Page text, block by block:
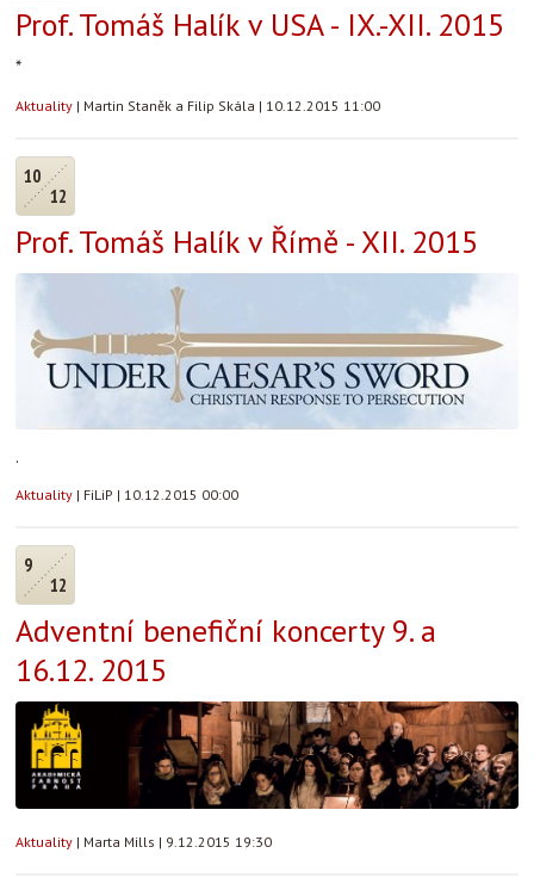
Prof. Tomáš Halík v USA - IX.-XII. 2015
*
Aktuality | Martin Staněk a Filip Skála | 10.12.2015 11:00
10
12
Prof. Tomáš Halík v Římě - XII. 2015
.
Aktuality | FiLiP | 10.12.2015 00:00
9
12
Adventní benefiční koncerty 9. a
16.12. 2015
Aktuality | Marta Mills | 9.12.2015 19:30